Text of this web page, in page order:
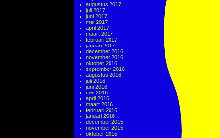
augustus 2017
juli 2017
juni 2017
mei 2017
april 2017
maart 2017
februari 2017
januari 2017
december 2016
november 2016
oktober 2016
september 2016
augustus 2016
juli 2016
juni 2016
mei 2016
april 2016
maart 2016
februari 2016
januari 2016
december 2015
november 2015
oktober 2015